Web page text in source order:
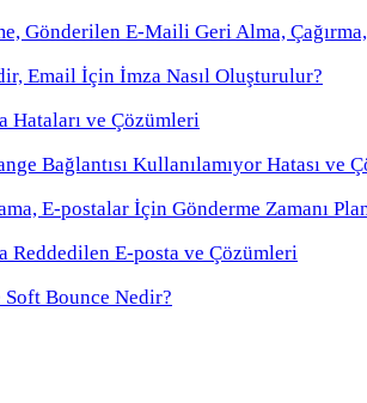
Gönderilen E-Maili Geri Alma,
Email İçin İmza Nasıl Oluşturulur?
Hataları ve Çözümleri
Bağlantısı Kullanılamıyor Hatası ve
E-postalar İçin Gönderme Zamanı
Reddedilen E-posta ve Çözümleri
Bounce Nedir?